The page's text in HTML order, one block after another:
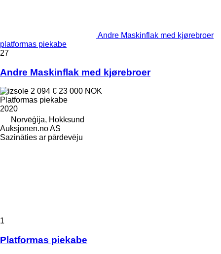
Andre Maskinflak med kjørebroer
platformas piekabe
27
Andre Maskinflak med kjørebroer
2 094 € 23 000 NOK
Platformas piekabe
2020
Norvēģija, Hokksund
Auksjonen.no AS
Sazināties ar pārdevēju
1
Platformas piekabe